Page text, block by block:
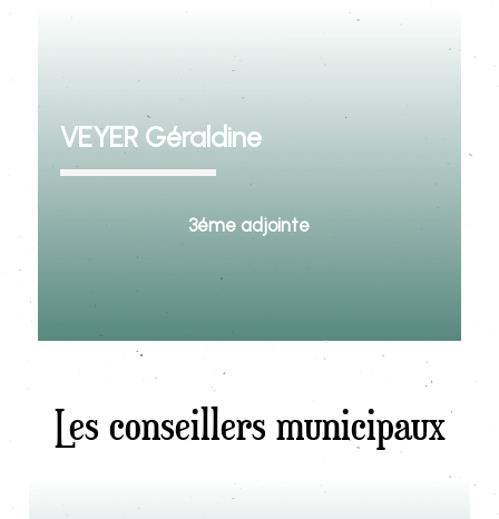
VEYER Géraldine
3éme adjointe
Les conseillers municipaux